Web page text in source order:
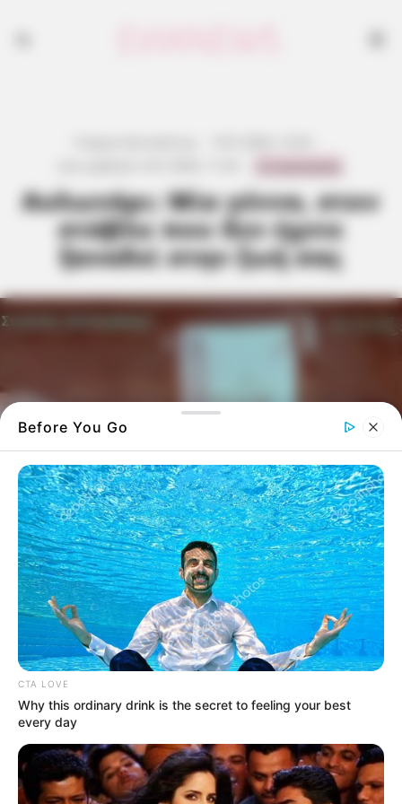
Αυλωνάρι: Μία γέννα, στον
στάβλο που δεν έχετε
ξαναδεί στην ζωή σας
γέννα μοσχαριού
Μια γέννα χωρίς μαιευτήρια, λουλούδια
και μπαλόνια
Υπάρχουν στιγμές που μια εικόνα αξίζει όσο
χίλιες λέξεις, μεταφέροντάς μας σε μια εποχή
πιο απλή, πιο αληθινή.
Before You Go
CTA LOVE
Why this ordinary drink is the secret to feeling your best
every day